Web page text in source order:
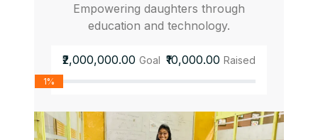
Empowering daughters through
education and technology.
₹2,000,000.00 Goal ₹10,000.00 Raised
1%